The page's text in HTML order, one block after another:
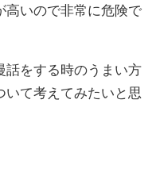
高いので非常に危険で
話をする時のうまい方
いて考えてみたいと思